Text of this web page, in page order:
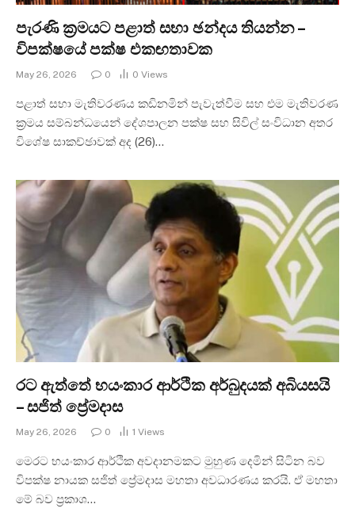
පැරණි ක්‍රමයට පළාත් සභා ඡන්දය තියන්න –
විපක්ෂයේ පක්ෂ එකඟතාවක
May 26, 2026 0 0 Views
පළාත් සභා මැතිවරණය කඩිනමින් පැවැත්වීම සහ එම මැතිවරණ
ක්‍රමය සම්බන්ධයෙන් දේශපාලන පක්ෂ සහ සිවිල් සංවිධාන අතර
විශේෂ සාකච්ඡාවක් අද (26)…
රට ඇත්තේ භයංකාර ආර්ථික අර්බුදයක් අබියසයි
– සජිත් ප්‍රේමදාස
May 26, 2026 0 1 Views
මෙරට භයංකාර ආර්ථික අවදානමකට මුහුණ දෙමින් සිටින බව
විපක්ෂ නායක සජිත් ප්‍රේමදාස මහතා අවධාරණය කරයි. ඒ මහතා
මේ බව ප්‍රකාශ…